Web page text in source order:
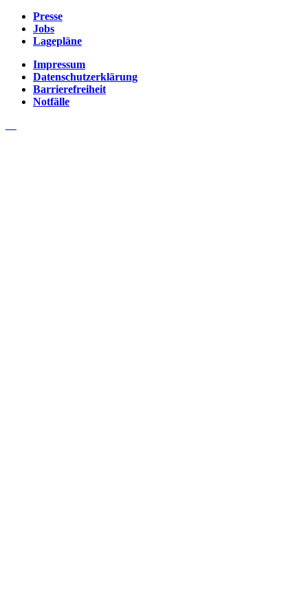
Presse
Jobs
Lagepläne
Impressum
Datenschutzerklärung
Barrierefreiheit
Notfälle